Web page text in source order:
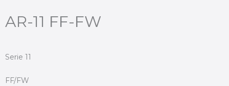
AR-11 FF-FW
Serie 11
FF/FW